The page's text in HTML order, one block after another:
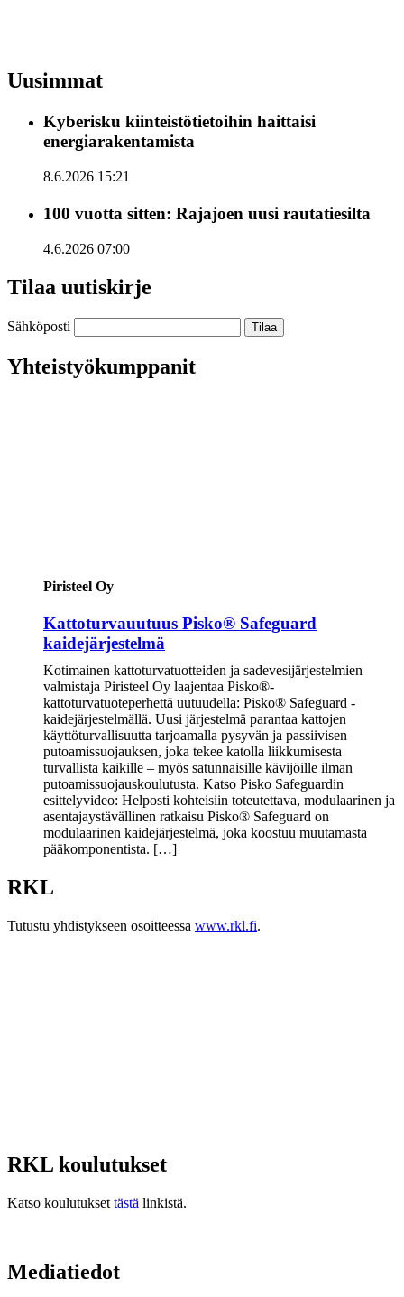
Uusimmat
Kyberisku kiinteistötietoihin haittaisi
energiarakentamista
8.6.2026 15:21
100 vuotta sitten: Rajajoen uusi rautatiesilta
4.6.2026 07:00
Tilaa uutiskirje
Sähköposti
Yhteistyökumppanit
Piristeel Oy
Kattoturvauutuus Pisko® Safeguard
kaidejärjestelmä
Kotimainen kattoturvatuotteiden ja sadevesijärjestelmien
valmistaja Piristeel Oy laajentaa Pisko®-
kattoturvatuoteperhettä uutuudella: Pisko® Safeguard -
kaidejärjestelmällä. Uusi järjestelmä parantaa kattojen
käyttöturvallisuutta tarjoamalla pysyvän ja passiivisen
putoamissuojauksen, joka tekee katolla liikkumisesta
turvallista kaikille – myös satunnaisille kävijöille ilman
putoamissuojauskoulutusta. Katso Pisko Safeguardin
esittelyvideo: Helposti kohteisiin toteutettava, modulaarinen ja
asentajaystävällinen ratkaisu Pisko® Safeguard on
modulaarinen kaidejärjestelmä, joka koostuu muutamasta
pääkomponentista. […]
RKL
Tutustu yhdistykseen osoitteessa www.rkl.fi.
RKL koulutukset
Katso koulutukset tästä linkistä.
Mediatiedot